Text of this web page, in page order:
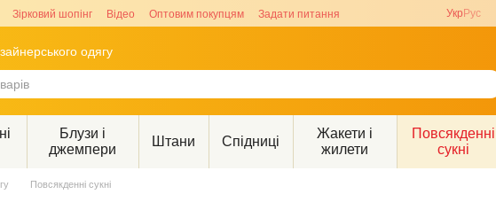
Зірковий шопінг Відео Оптовим покупцям Задати питання Укр Рус
одягу
Блузи і
джемпери
Штани Спідниці
Жакети і
жилети
Повсякденні
сукні
Повсякденні сукні